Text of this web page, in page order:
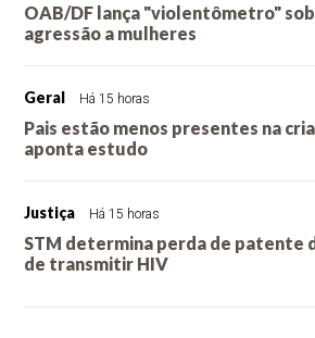
OAB/DF lança "violentômetro"
agressão a mulheres
Geral Há 15 horas
Pais estão menos presentes na
aponta estudo
Justiça Há 15 horas
STM determina perda de patente
de transmitir HIV